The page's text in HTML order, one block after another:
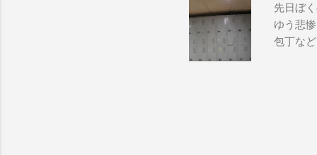
ックイ
港で乗
リラン
ツやラ
は、事
先日ぼ
ゆう悲
包丁な
し、キ
来ない